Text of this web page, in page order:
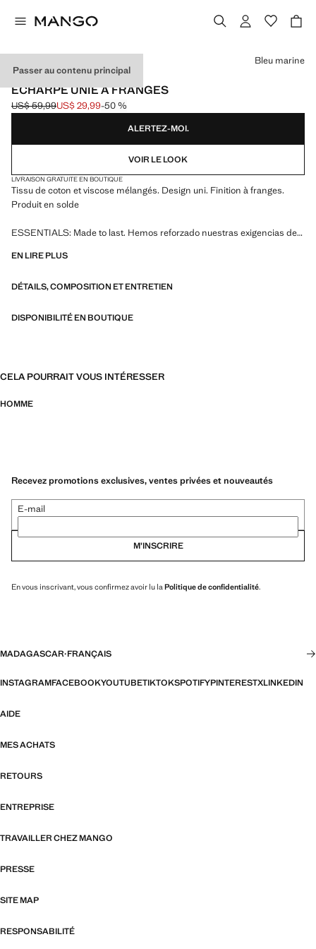
Passer au contenu principal
ESSENTIALS
ÉCHARPE UNIE À FRANGES
Prix initial barré [US$ 59,99 ]
US$ 59,99
Prix actuel [US$ 29,99 ]
US$ 29,99-50 %
Choisissez une couleur
Bleu marine
ALERTEZ-MOI.
VOIR LE LOOK
LIVRAISON GRATUITE EN BOUTIQUE
Tissu de coton et viscose mélangés. Design uni. Finition à franges.
Produit en solde
ESSENTIALS: Made to last. Hemos reforzado nuestras exigencias de
Diseñadas considerando cuidadosamente su confección, son todavía
EN LIRE PLUS
DÉTAILS, COMPOSITION ET ENTRETIEN
DISPONIBILITÉ EN BOUTIQUE
CELA POURRAIT VOUS INTÉRESSER
HOMME
Recevez promotions exclusives, ventes privées et nouveautés
E-mail
M’INSCRIRE
En vous inscrivant, vous confirmez avoir lu la Politique de confidentialité.
MADAGASCAR·FRANÇAIS
INSTAGRAMFACEBOOKYOUTUBETIKTOKSPOTIFYPINTERESTXLINKEDIN
AIDE
MES ACHATS
RETOURS
ENTREPRISE
TRAVAILLER CHEZ MANGO
PRESSE
SITE MAP
RESPONSABILITÉ